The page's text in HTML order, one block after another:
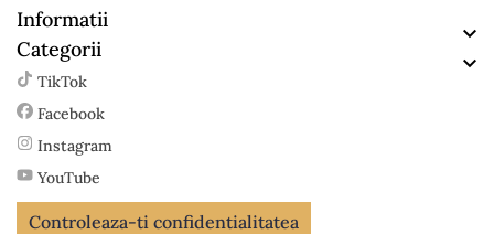
Informatii

Categorii

TikTok
Facebook
Instagram
YouTube
Controleaza-ti confidentialitatea